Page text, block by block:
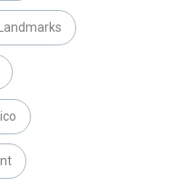
Landmarks